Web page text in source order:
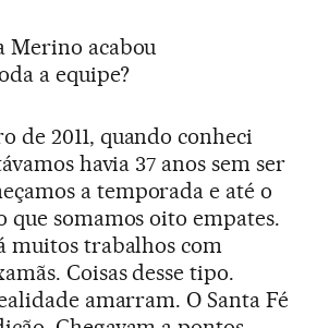
Merino acabou
a equipe?
de 2011, quando conheci
havia 37 anos sem ser
a temporada e até o
que somamos oito empates.
muitos trabalhos com
Coisas desse tipo.
amarram. O Santa Fé